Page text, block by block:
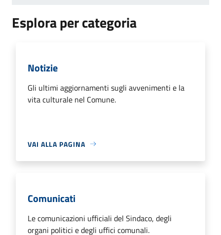
Esplora per categoria
Notizie
Gli ultimi aggiornamenti sugli avvenimenti e la
vita culturale nel Comune.
VAI ALLA PAGINA
Comunicati
Le comunicazioni ufficiali del Sindaco, degli
organi politici e degli uffici comunali.